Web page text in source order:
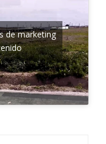
de marketing